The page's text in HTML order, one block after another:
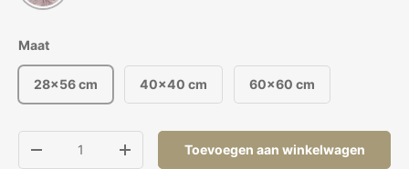
Maat
28x56 cm 40x40 cm 60x60 cm
Verlaag de hoeveelheidVerhoog de hoeveelheid
Toevoegen aan winkelwagen